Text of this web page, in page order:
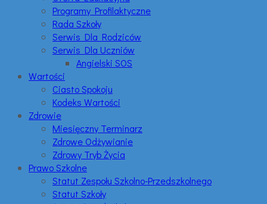
Programy Profilaktyczne
Rada Szkoły
Serwis Dla Rodziców
Serwis Dla Uczniów
Angielski SOS
Wartości
Ciasto Spokoju
Kodeks Wartości
Zdrowie
Miesięczny Terminarz
Zdrowe Odżywianie
Zdrowy Tryb Życia
Prawo Szkolne
Statut Zespołu Szkolno-Przedszkolnego
Statut Szkoły